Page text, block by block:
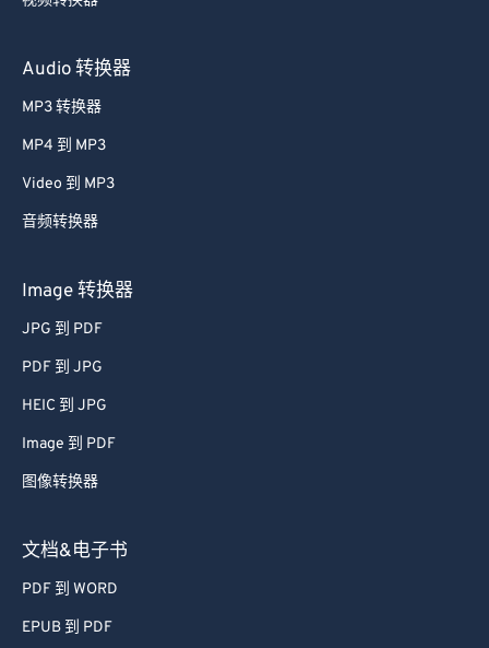
Audio 转换器
MP3 转换器
MP4 到 MP3
Video 到 MP3
音频转换器
Image 转换器
JPG 到 PDF
PDF 到 JPG
HEIC 到 JPG
Image 到 PDF
图像转换器
文档&电子书
PDF 到 WORD
EPUB 到 PDF